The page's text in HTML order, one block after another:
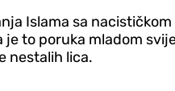
Islama sa
to poruka mladom
nestalih lica.